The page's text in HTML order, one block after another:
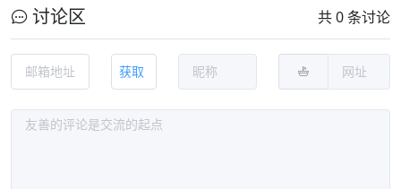
讨论区 共 0 条讨论
获取